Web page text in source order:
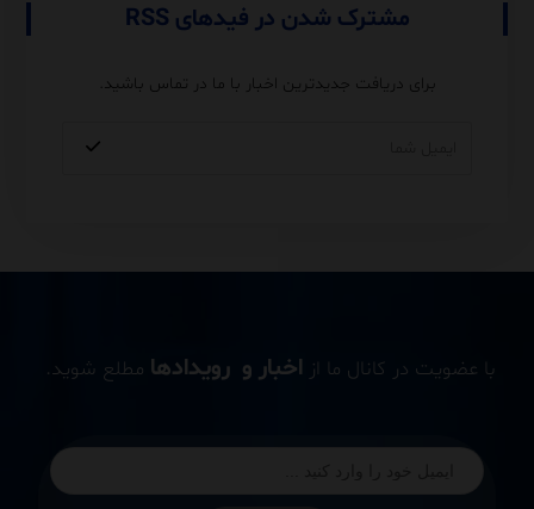
مشترک شدن در فیدهای RSS
برای دریافت جدیدترین اخبار با ما در تماس باشید.
با عضویت در کانال ما از اخبار و رویدادها مطلع شوید.